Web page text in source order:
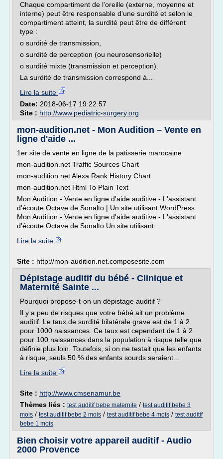
Chaque compartiment de l'oreille (externe, moyenne et
interne) peut être responsable d'une surdité et selon le
compartiment atteint, la surdité peut être de différent
type :
o surdité de transmission,
o surdité de perception (ou neurosensorielle)
o surdité mixte (transmission et perception).
La surdité de transmission correspond à...
Lire la suite
Date: 2018-06-17 19:22:57
Site : http://www.pediatric-surgery.org
mon-audition.net - Mon Audition – Vente en
ligne d'aide ...
1er site de vente en ligne de la patisserie marocaine
mon-audition.net Traffic Sources Chart
mon-audition.net Alexa Rank History Chart
mon-audition.net Html To Plain Text
Mon Audition - Vente en ligne d'aide auditive - L'assistant
d'écoute Octave de Sonalto | Un site utilisant WordPress
Mon Audition - Vente en ligne d'aide auditive - L'assistant
d'écoute Octave de Sonalto Un site utilisant...
Lire la suite
Site : http://mon-audition.net.composesite.com
Dépistage auditif du bébé - Clinique et
Maternité Sainte ...
Pourquoi propose-t-on un dépistage auditif ?
Il y a peu de risques que votre bébé ait un problème
auditif. Le taux de surdité bilatérale grave est de 1 à 2
pour 1000 naissances. Ce taux est cependant de 1 à 2
pour 100 naissances dans la population à risque telle que
définie plus loin. Toutefois, si on ne testait que les enfants
à risque, seuls 50 % des enfants sourds seraient...
Lire la suite
Site : http://www.cmsenamur.be
Thèmes liés : test auditif bebe maternite / test auditif bebe 3
mois / test auditif bebe 2 mois / test auditif bebe 4 mois / test auditif
bebe 1 mois
Bien choisir votre appareil auditif - Audio
2000 Provence